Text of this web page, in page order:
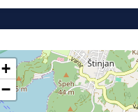
+
−